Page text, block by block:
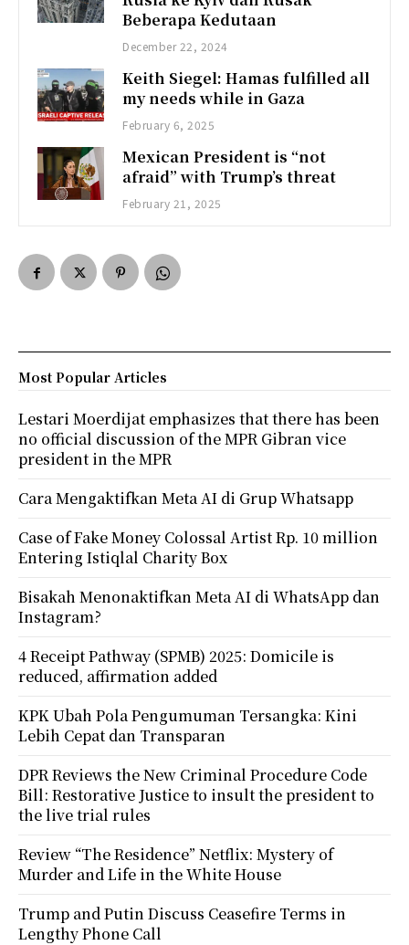
Beberapa Kedutaan
December 22, 2024
Keith Siegel: Hamas fulfilled all
my needs while in Gaza
February 6, 2025
Mexican President is “not
afraid” with Trump’s threat
February 21, 2025
Most Popular Articles
Lestari Moerdijat emphasizes that there has been
no official discussion of the MPR Gibran vice
president in the MPR
Cara Mengaktifkan Meta AI di Grup Whatsapp
Case of Fake Money Colossal Artist Rp. 10 million
Entering Istiqlal Charity Box
Bisakah Menonaktifkan Meta AI di WhatsApp dan
Instagram?
4 Receipt Pathway (SPMB) 2025: Domicile is
reduced, affirmation added
KPK Ubah Pola Pengumuman Tersangka: Kini
Lebih Cepat dan Transparan
DPR Reviews the New Criminal Procedure Code
Bill: Restorative Justice to insult the president to
the live trial rules
Review “The Residence” Netflix: Mystery of
Murder and Life in the White House
Trump and Putin Discuss Ceasefire Terms in
Lengthy Phone Call